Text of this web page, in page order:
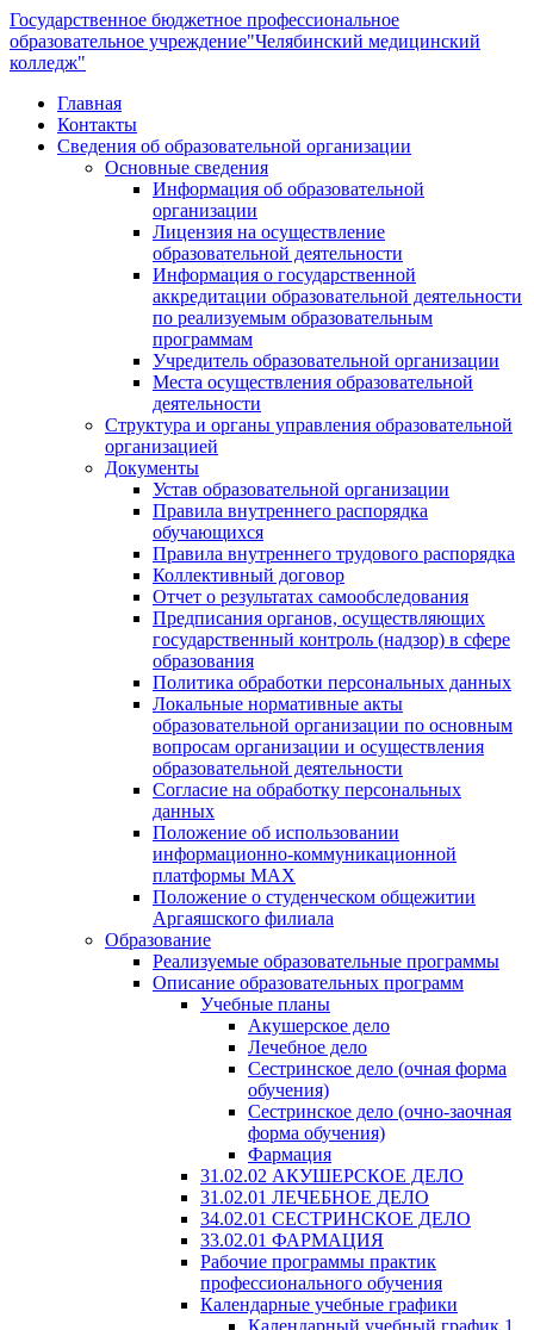
Государственное бюджетное профессиональное
образовательное учреждение"Челябинский медицинский
колледж"
Главная
Контакты
Сведения об образовательной организации
Основные сведения
Информация об образовательной
организации
Лицензия на осуществление
образовательной деятельности
Информация о государственной
аккредитации образовательной деятельности
по реализуемым образовательным
программам
Учредитель образовательной организации
Места осуществления образовательной
деятельности
Структура и органы управления образовательной
организацией
Документы
Устав образовательной организации
Правила внутреннего распорядка
обучающихся
Правила внутреннего трудового распорядка
Коллективный договор
Отчет о результатах самообследования
Предписания органов, осуществляющих
государственный контроль (надзор) в сфере
образования
Политика обработки персональных данных
Локальные нормативные акты
образовательной организации по основным
вопросам организации и осуществления
образовательной деятельности
Согласие на обработку персональных
данных
Положение об использовании
информационно-коммуникационной
платформы MAX
Положение о студенческом общежитии
Аргаяшского филиала
Образование
Реализуемые образовательные программы
Описание образовательных программ
Учебные планы
Акушерское дело
Лечебное дело
Сестринское дело (очная форма
обучения)
Сестринское дело (очно-заочная
форма обучения)
Фармация
31.02.02 АКУШЕРСКОЕ ДЕЛО
31.02.01 ЛЕЧЕБНОЕ ДЕЛО
34.02.01 СЕСТРИНСКОЕ ДЕЛО
33.02.01 ФАРМАЦИЯ
Рабочие программы практик
профессионального обучения
Календарные учебные графики
Календарный учебный график 1